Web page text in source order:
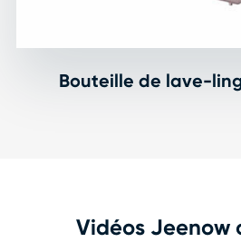
Bouteille de lave-
Vidéos Jeenow